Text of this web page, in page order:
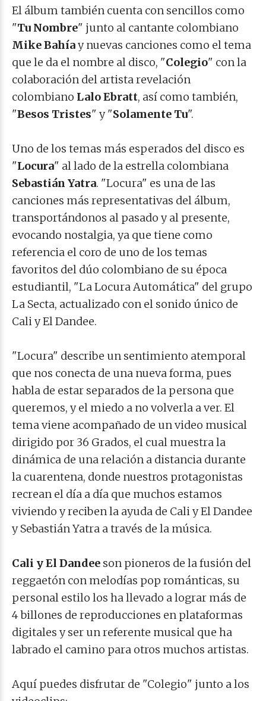
El álbum también cuenta con sencillos como
"Tu Nombre" junto al cantante colombiano
Mike Bahíay nuevas canciones como el tema
que le da el nombre al disco, "Colegio" con la
colaboración del artista revelación
colombiano Lalo Ebratt, así como también,
"Besos Tristes" y "Solamente Tu".
Uno de los temas más esperados del disco es
"Locura" al lado de la estrella colombiana
Sebastián Yatra. "Locura" es una de las
canciones más representativas del álbum,
transportándonos al pasado y al presente,
evocando nostalgia, ya que tiene como
referencia el coro de uno de los temas
favoritos del dúo colombiano de su época
estudiantil, "La Locura Automática" del grupo
La Secta, actualizado con el sonido único de
Cali y El Dandee.
"Locura" describe un sentimiento atemporal
que nos conecta de una nueva forma, pues
habla de estar separados de la persona que
queremos, y el miedo a no volverla a ver. El
tema viene acompañado de un video musical
dirigido por 36 Grados, el cual muestra la
dinámica de una relación a distancia durante
la cuarentena, donde nuestros protagonistas
recrean el día a día que muchos estamos
viviendo y reciben la ayuda de Cali y El Dandee
y Sebastián Yatra a través de la música.
Cali y El Dandee son pioneros de la fusión del
reggaetón con melodías pop románticas, su
personal estilo los ha llevado a lograr más de
4 billones de reproducciones en plataformas
digitales y ser un referente musical que ha
labrado el camino para otros muchos artistas.
Aquí puedes disfrutar de "Colegio" junto a los